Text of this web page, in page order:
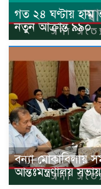
গত ২৪ ঘণ্টায়
নতুন আক্রান্ত ৯৯০
বন্যা মোকাবিলায়
আন্তঃমন্ত্রণালয়